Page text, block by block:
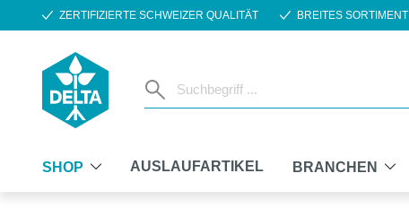
Hauptinhalt springen
Zur Suche springen
Zur Hauptnavigation springen
ZERTIFIZIERTE SCHWEIZER QUALITÄT BREITES SORTIMENT
SHOP AUSLAUFARTIKEL BRANCHEN